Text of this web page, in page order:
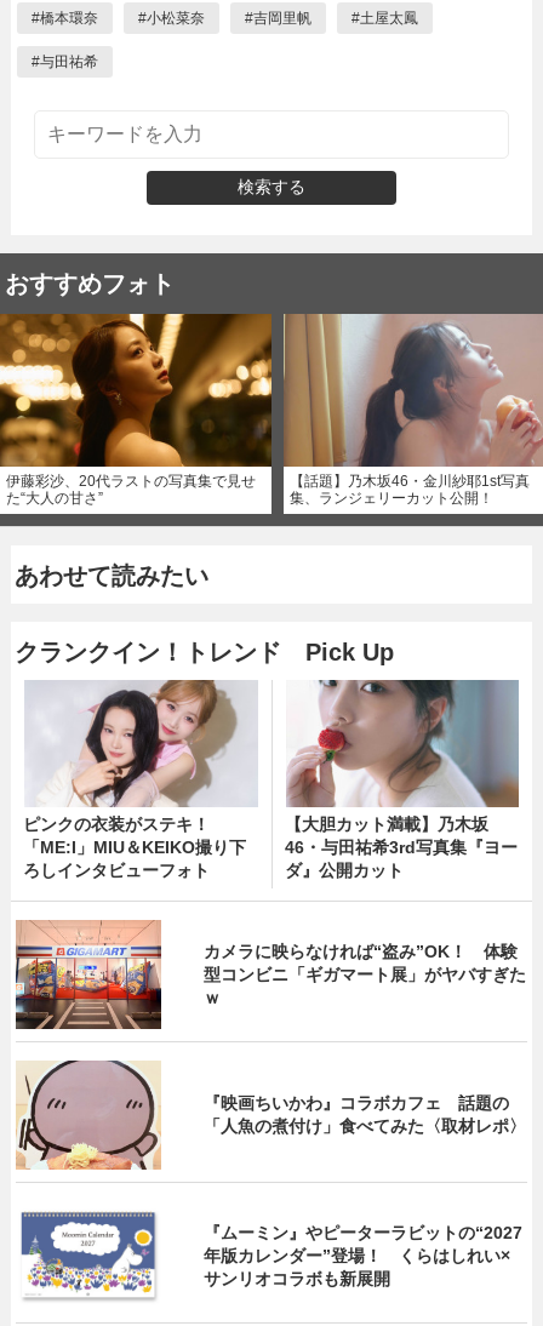
#橋本環奈 #小松菜奈 #吉岡里帆 #土屋太鳳
#与田祐希
検索する
おすすめフォト
伊藤彩沙、20代ラストの写真集で見せ
た“大人の甘さ”
【話題】乃木坂46・金川紗耶1st写真
集、ランジェリーカット公開！
あわせて読みたい
クランクイン！トレンド Pick Up
ピンクの衣装がステキ！
「ME:I」MIU＆KEIKO撮り下
ろしインタビューフォト
【大胆カット満載】乃木坂
46・与田祐希3rd写真集『ヨー
ダ』公開カット
カメラに映らなければ“盗み”OK！ 体験
型コンビニ「ギガマート展」がヤバすぎた
ｗ
『映画ちいかわ』コラボカフェ 話題の
「人魚の煮付け」食べてみた〈取材レポ〉
『ムーミン』やピーターラビットの“2027
年版カレンダー”登場！ くらはしれい×
サンリオコラボも新展開